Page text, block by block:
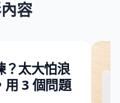
容
？太大怕浪
用 3 個問題